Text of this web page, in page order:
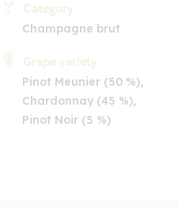
Category
Champagne brut
Grape variety
Pinot Meunier (50 %),
Chardonnay (45 %),
Pinot Noir (5 %)